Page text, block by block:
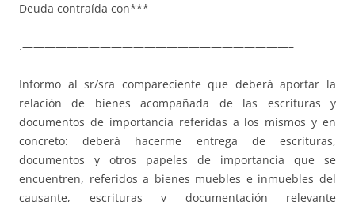
Deuda contraída con***
.————————————————————————–
Informo al sr/sra compareciente que deberá aportar la
relación de bienes acompañada de las escrituras y
documentos de importancia referidas a los mismos y en
concreto: deberá hacerme entrega de escrituras,
documentos y otros papeles de importancia que se
encuentren, referidos a bienes muebles e inmuebles del
causante, escrituras y documentación relevante